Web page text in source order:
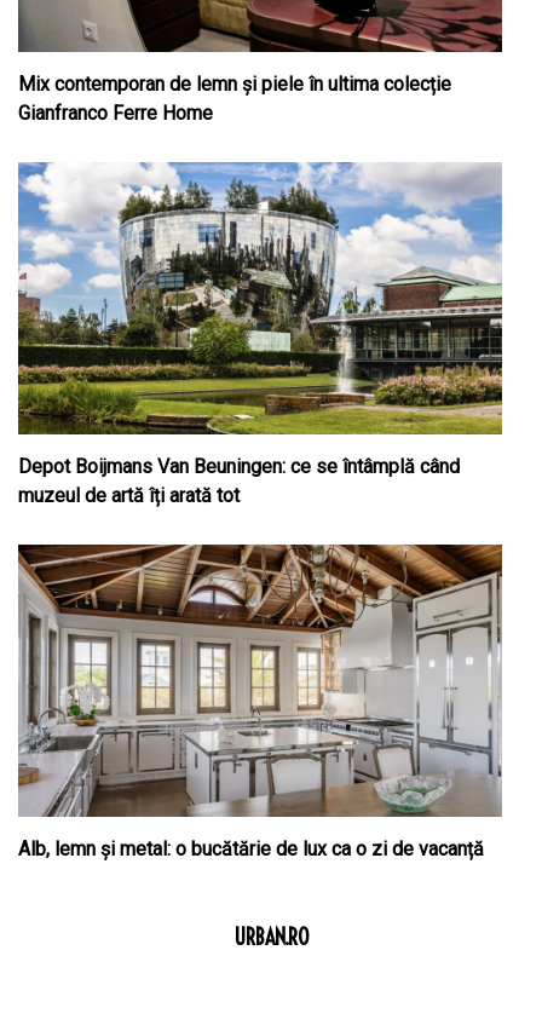
Mix contemporan de lemn şi piele în ultima colecție
Gianfranco Ferre Home
Depot Boijmans Van Beuningen: ce se întâmplă când
muzeul de artă îți arată tot
Alb, lemn și metal: o bucătărie de lux ca o zi de vacanță
URBAN.RO